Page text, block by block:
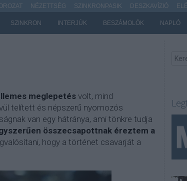
SZINKRON INTERJÚK BESZÁMOLÓK NAPLÓ
NÉZETTSÉG SZINKRONPASIK DESZKAVÍZIÓ
meglepetésvolt, mind
telített és népszerű nyomozós
van egy hátránya, ami tönkre tudja
összecsapottnak éreztem a
hogy a történet csavarját a